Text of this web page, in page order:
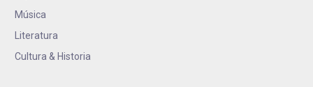
Música
Literatura
Cultura & Historia